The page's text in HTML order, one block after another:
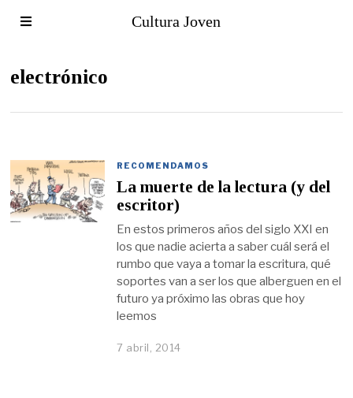
Cultura Joven
electrónico
RECOMENDAMOS
La muerte de la lectura (y del
escritor)
En estos primeros años del siglo XXI en
los que nadie acierta a saber cuál será el
rumbo que vaya a tomar la escritura, qué
soportes van a ser los que alberguen en el
futuro ya próximo las obras que hoy
leemos
7 abril, 2014